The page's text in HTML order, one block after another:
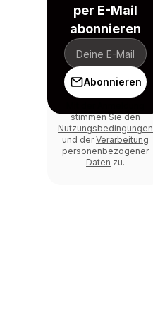
per E-Mail
abonnieren
Abonnieren
stimmen Sie den
Nutzungsbedingungen
und derVerarbeitung
personenbezogener
Daten zu.